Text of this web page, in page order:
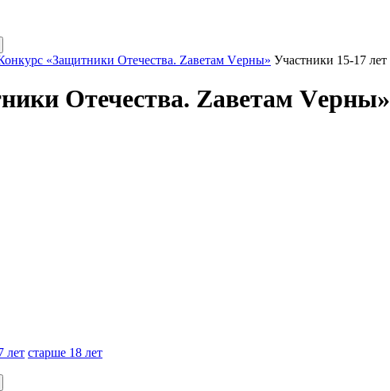
«Защитники Отечества. Zаветам Vерны» Участники 15-17 лет
Отечества. Zаветам Vерны»
лет старше 18 лет